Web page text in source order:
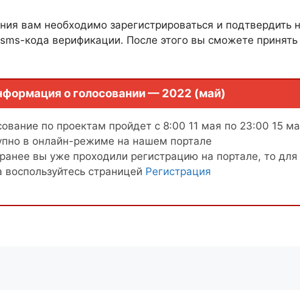
вам необходимо зарегистрироваться и подтвердить
кода верификации. После этого вы сможете принять
о голосовании — 2022 (май)
по проектам пройдет с 8:00 11 мая по 23:00 15
в онлайн-режиме на нашем портале
вы уже проходили регистрацию на портале, то для
воспользуйтесь страницей Регистрация